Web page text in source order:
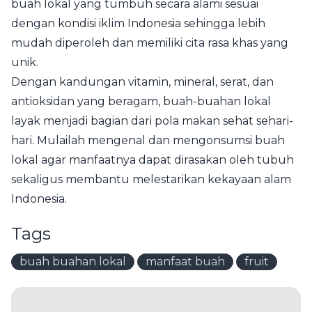
buah lokal yang tumbuh secara alami sesuai
dengan kondisi iklim Indonesia sehingga lebih
mudah diperoleh dan memiliki cita rasa khas yang
unik.
Dengan kandungan vitamin, mineral, serat, dan
antioksidan yang beragam, buah-buahan lokal
layak menjadi bagian dari pola makan sehat sehari-
hari. Mulailah mengenal dan mengonsumsi buah
lokal agar manfaatnya dapat dirasakan oleh tubuh
sekaligus membantu melestarikan kekayaan alam
Indonesia.
Tags
buah buahan lokal manfaat buah fruit